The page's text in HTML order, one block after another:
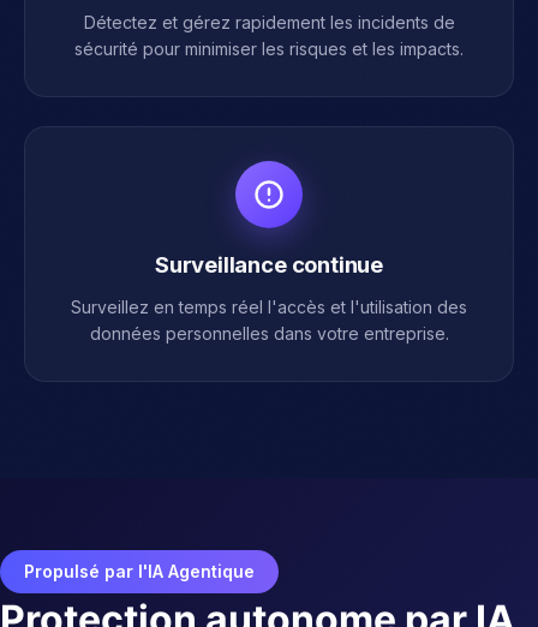
Détectez et gérez rapidement les incidents de
sécurité pour minimiser les risques et les impacts.
Surveillance continue
Surveillez en temps réel l'accès et l'utilisation des
données personnelles dans votre entreprise.
Propulsé par l'IA Agentique